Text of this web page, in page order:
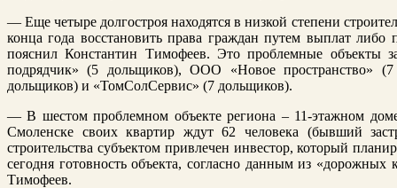
— Еще четыре долгостроя находятся в низкой степени
конца года восстановить права граждан путем выплат
пояснил Константин Тимофеев. Это проблемные объекты
подрядчик» (5 дольщиков), ООО «Новое пространство»
дольщиков) и «ТомСолСервис» (7 дольщиков).
— В шестом проблемном объекте региона – 11-этажном
Смоленске своих квартир ждут 62 человека (бывший
строительства субъектом привлечен инвестор, который
сегодня готовность объекта, согласно данным из
Тимофеев.